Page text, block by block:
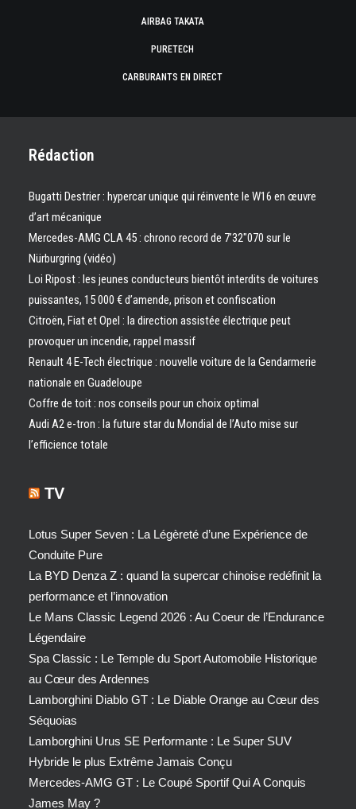
AIRBAG TAKATA
PURETECH
CARBURANTS EN DIRECT
Rédaction
Bugatti Destrier : hypercar unique qui réinvente le W16 en œuvre
d’art mécanique
Mercedes-AMG CLA 45 : chrono record de 7’32″070 sur le
Nürburgring (vidéo)
Loi Ripost : les jeunes conducteurs bientôt interdits de voitures
puissantes, 15 000 € d’amende, prison et confiscation
Citroën, Fiat et Opel : la direction assistée électrique peut
provoquer un incendie, rappel massif
Renault 4 E-Tech électrique : nouvelle voiture de la Gendarmerie
nationale en Guadeloupe
Coffre de toit : nos conseils pour un choix optimal
Audi A2 e-tron : la future star du Mondial de l’Auto mise sur
l’efficience totale
TV
Lotus Super Seven : La Légèreté d’une Expérience de
Conduite Pure
La BYD Denza Z : quand la supercar chinoise redéfinit la
performance et l’innovation
Le Mans Classic Legend 2026 : Au Coeur de l’Endurance
Légendaire
Spa Classic : Le Temple du Sport Automobile Historique
au Cœur des Ardennes
Lamborghini Diablo GT : Le Diable Orange au Cœur des
Séquoias
Lamborghini Urus SE Performante : Le Super SUV
Hybride le plus Extrême Jamais Conçu
Mercedes-AMG GT : Le Coupé Sportif Qui A Conquis
James May ?